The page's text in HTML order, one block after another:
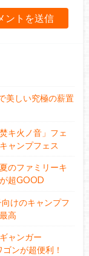
美しい究極の薪置
キ火ノ音」フェ
ャンプフェス
のファミリーキ
超GOOD
けのキャンプフ
高
ャンガー
ンが超便利！